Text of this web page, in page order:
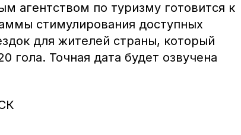
агентством по туризму готовится к
стимулирования доступных
для жителей страны, который
гола. Точная дата будет озвучена